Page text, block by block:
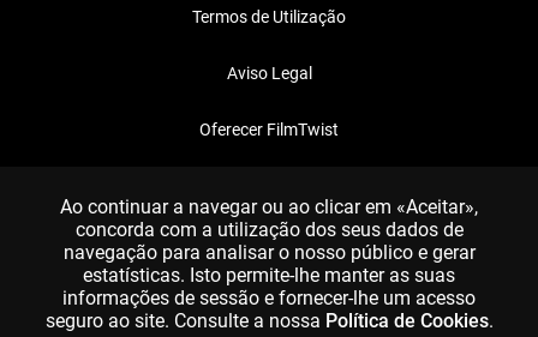
Termos de Utilização
Aviso Legal
Oferecer FilmTwist
Ao continuar a navegar ou ao clicar em «Aceitar»,
concorda com a utilização dos seus dados de
navegação para analisar o nosso público e gerar
estatísticas. Isto permite-lhe manter as suas
informações de sessão e fornecer-lhe um acesso
seguro ao site. Consulte a nossa Política de Cookies.